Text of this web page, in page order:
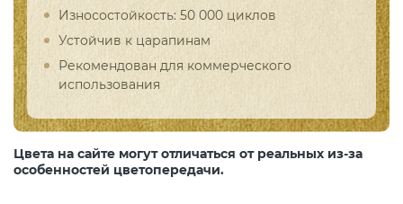
Износостойкость: 50 000 циклов
Устойчив к царапинам
Рекомендован для коммерческого
использования
Цвета на сайте могут отличаться от реальных из-за
особенностей цветопередачи.